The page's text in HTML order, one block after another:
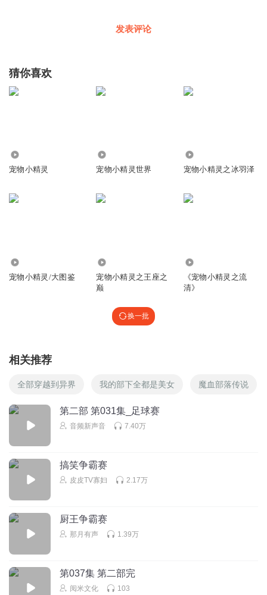
发表评论
猜你喜欢
宠物小精灵 宠物小精灵世界 宠物小精灵之冰羽泽
宠物小精灵/大图鉴
宠物小精灵之王座之
巅
《宠物小精灵之流
清》
换一批
相关推荐
全部穿越到异界 我的部下全都是美女 魔血部落传说
第二部 第031集_足球赛
音频新声音 7.40万
搞笑争霸赛
皮皮TV寡妇 2.17万
厨王争霸赛
那月有声 1.39万
第037集 第二部完
阅米文化 103